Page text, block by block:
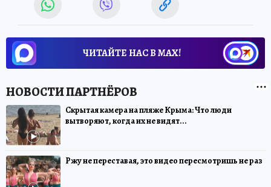
ЧИТАЙТЕ НАС В МАХ!
Скрытая камера на пляже Крыма: Что люди
вытворяют, когда их не видят...
Ржу не переставая, это видео пересмотришь не раз